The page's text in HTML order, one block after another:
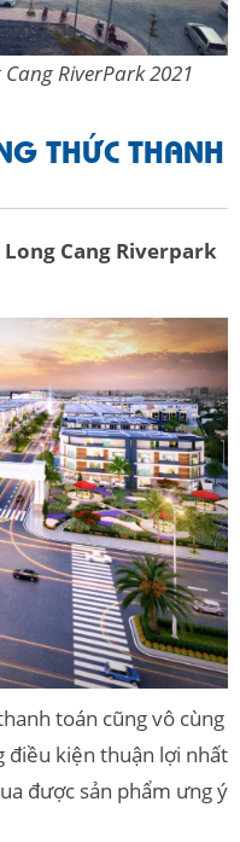
RiverPark 2021
THỨC THANH
Cang Riverpark
toán cũng vô cùng
điều kiện thuận lợi nhất
được sản phẩm ưng ý